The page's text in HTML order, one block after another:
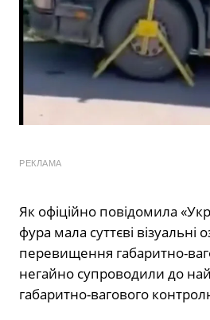
РЕКЛАМА
Як офіційно повідомила
фура мала суттєві візуальні
перевищення габаритно-
негайно супроводили до
габаритно-вагового